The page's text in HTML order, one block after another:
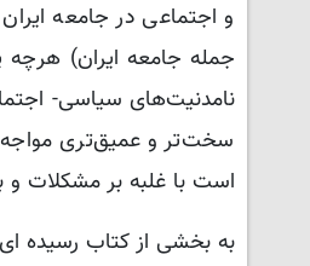
و اجتماعی در جامعه
جمله جامعه ایران) هرچه
نامدنیت‌های سیاسی-
سخت‌تر و عمیق‌تری مواجه
است با غلبه‌ بر مشکلات و
به بخشی از کتاب رسیده